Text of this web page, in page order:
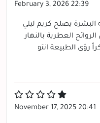
February 3, 2026 22:39
البشرة يصلح كريم ليلي
العطرية بالنهار
رؤى الطبيعة انتو
November 17, 2025 20:41